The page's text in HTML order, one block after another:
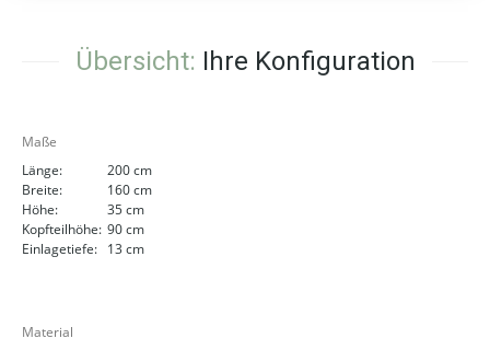
Übersicht: Ihre Konfiguration
Maße
Länge:
200 cm
Breite:
160 cm
Höhe:
35 cm
Kopfteilhöhe: 90 cm
Einlagetiefe: 13 cm
Material